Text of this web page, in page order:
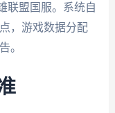
联盟国服。系统自
，游戏数据分配
。